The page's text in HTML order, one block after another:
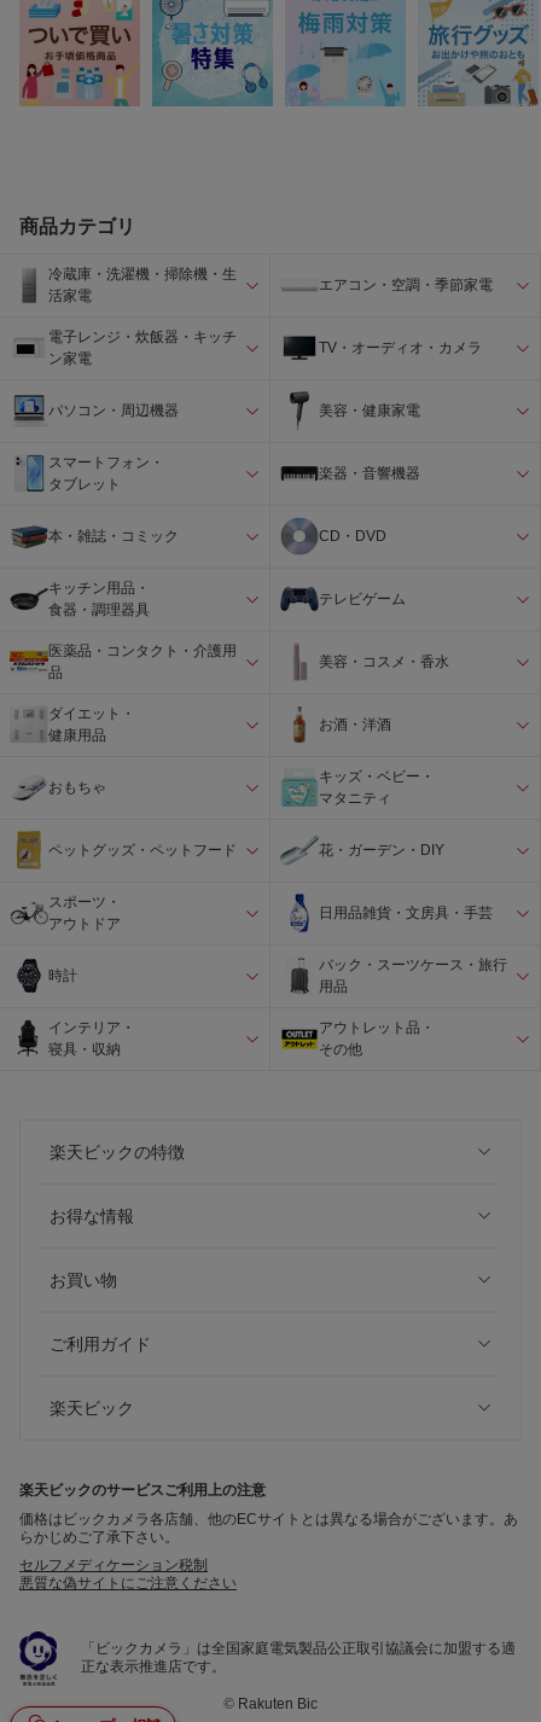
商品カテゴリ
冷蔵庫・洗濯機・掃除機・生
活家電
エアコン・空調・季節家電
電子レンジ・炊飯器・キッチ
ン家電
TV・オーディオ・カメラ
パソコン・周辺機器 美容・健康家電
スマートフォン・
タブレット
楽器・音響機器
本・雑誌・コミック CD・DVD
キッチン用品・
食器・調理器具
テレビゲーム
医薬品・コンタクト・介護用
品
美容・コスメ・香水
ダイエット・
健康用品
お酒・洋酒
おもちゃ
キッズ・ベビー・
マタニティ
ペットグッズ・ペットフード 花・ガーデン・DIY
スポーツ・
アウトドア
日用品雑貨・文房具・手芸
時計
バック・スーツケース・旅行
用品
インテリア・
寝具・収納
アウトレット品・
その他
楽天ビックの特徴
お得な情報
お買い物
ご利用ガイド
楽天ビック
楽天ビックのサービスご利用上の注意
価格はビックカメラ各店舗、他のECサイトとは異なる場合がございます。あ
らかじめご了承下さい。
セルフメディケーション税制
悪質な偽サイトにご注意ください
「ビックカメラ」は全国家庭電気製品公正取引協議会に加盟する適
正な表示推進店です。
© Rakuten Bic